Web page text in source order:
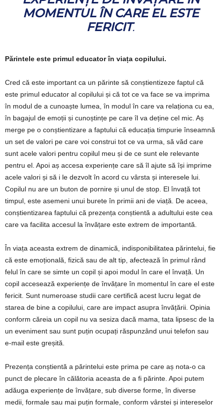
MOMENTUL ÎN CARE EL ESTE
FERICIT.
Părintele este primul educator în viața copilului.
Cred că este important ca un părinte să conștientizeze faptul că
este primul educator al copilului și că tot ce va face se va imprima
în modul de a cunoaște lumea, în modul în care va relaționa cu ea,
în bagajul de emoții și cunoștințe pe care îl va deține cel mic. Aș
merge pe o conștientizare a faptului că educația timpurie înseamnă
un set de valori pe care voi construi tot ce va urma, să văd care
sunt acele valori pentru copilul meu și de ce sunt ele relevante
pentru el. Apoi aș accesa experiențe care să îl ajute să își imprime
acele valori și să i le dezvolt în acord cu vârsta și interesele lui.
Copilul nu are un buton de pornire și unul de stop. El învață tot
timpul, este asemeni unui burete în primii ani de viață. De aceea,
conștientizarea faptului că prezența conștientă a adultului este cea
care va facilita accesul la învățare este extrem de importantă.
În viața aceasta extrem de dinamică, indisponibilitatea părintelui, fie
că este emoțională, fizică sau de alt tip, afectează în primul rând
felul în care se simte un copil și apoi modul în care el învață. Un
copil accesează experiențe de învățare în momentul în care el este
fericit. Sunt numeroase studii care certifică acest lucru legat de
starea de bine a copilului, care are impact asupra învățării. Opinia
conform căreia un copil nu va sesiza dacă mama, tata lipsesc de la
un eveniment sau sunt puțin ocupați răspunzând unui telefon sau
e-mail este greșită.
Prezența conștientă a părintelui este prima pe care aș nota-o ca
punct de plecare în călătoria aceasta de a fi părinte. Apoi putem
adăuga experiențe de învățare, sub diverse forme, în diverse
medii, formale sau mai puțin formale, conform vârstei și intereselor